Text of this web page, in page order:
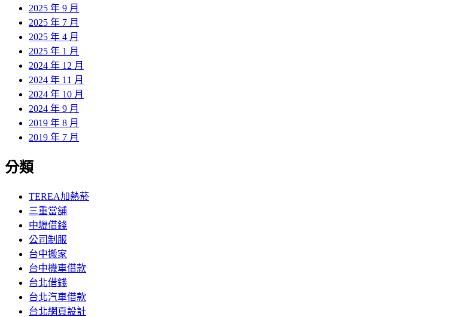
2025 年 9 月
2025 年 7 月
2025 年 4 月
2025 年 1 月
2024 年 12 月
2024 年 11 月
2024 年 10 月
2024 年 9 月
2019 年 8 月
2019 年 7 月
分類
TEREA加熱菸
三重當舖
中壢借錢
公司制服
台中搬家
台中機車借款
台北借錢
台北汽車借款
台北網頁設計